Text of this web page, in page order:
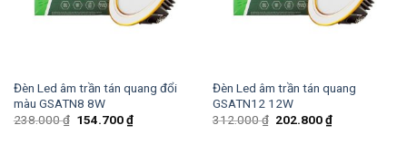
Đèn Led âm trần tán quang đổi
màu GSATN8 8W
238.000₫ 154.700₫
Đèn Led âm trần tán quang
GSATN12 12W
312.000₫ 202.800₫